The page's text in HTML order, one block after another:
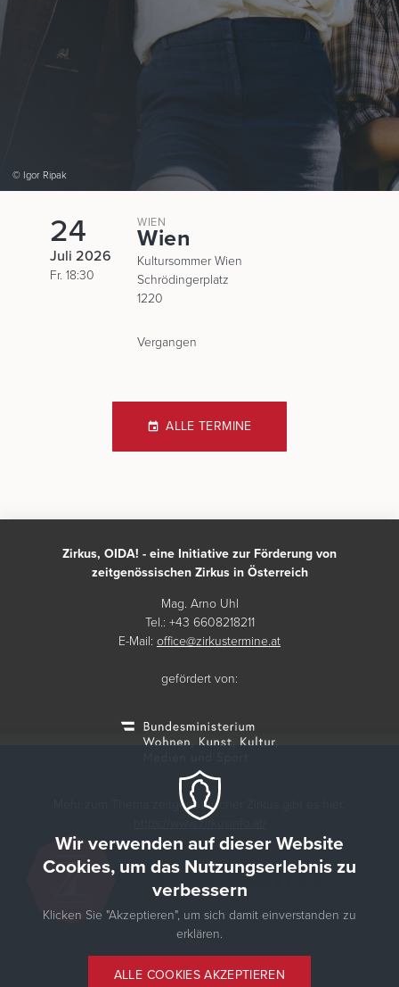
© Igor Ripak
24
Juli 2026
Fr. 18:30
WIEN
Wien
Kultursommer Wien
Schrödingerplatz
1220
Vergangen
ALLE TERMINE
Zirkus, OIDA! - eine Initiative zur Förderung von
zeitgenössischen Zirkus in Österreich
Mag. Arno Uhl
Tel.: +43 6608218211
E-Mail: office@zirkustermine.at
gefördert von:
Mehr zum Thema zeitgenössischer Zirkus gibt es hier:
https://www.zirkusinfo.at/
Wir verwenden auf dieser Website
Cookies, um das Nutzungserlebnis zu
verbessern
Klicken Sie "Akzeptieren", um sich damit einverstanden zu
erklären.
ALLE COOKIES AKZEPTIEREN